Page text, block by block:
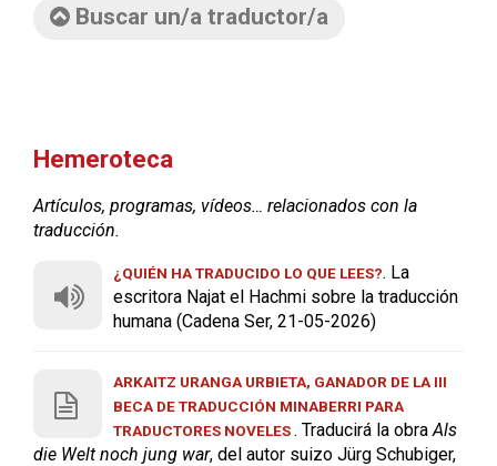
Buscar un/a traductor/a
Hemeroteca
Artículos, programas, vídeos… relacionados con la
traducción.
¿QUIÉN HA TRADUCIDO LO QUE LEES?. La
escritora Najat el Hachmi sobre la traducción
humana (Cadena Ser, 21-05-2026)
ARKAITZ URANGA URBIETA, GANADOR DE LA III
BECA DE TRADUCCIÓN MINABERRI PARA
TRADUCTORES NOVELES . Traducirá la obra Als
die Welt noch jung war, del autor suizo Jürg Schubiger,